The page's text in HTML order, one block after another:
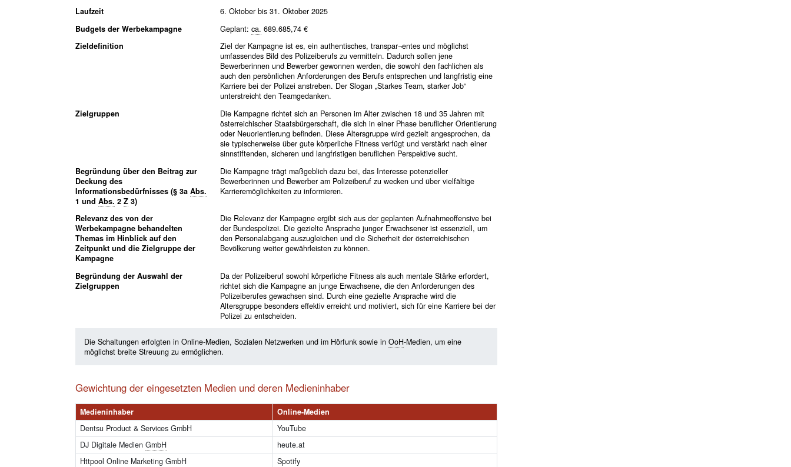
Laufzeit
6. Oktober bis 31. Oktober 2025
Budgets der Werbekampagne
Geplant: ca. 689.685,74 €
Zieldefinition
Ziel der Kampagne ist es, ein authentisches, transpar¬entes und möglichst
umfassendes Bild des Polizeiberufs zu vermitteln. Dadurch sollen jene
Bewerberinnen und Bewerber gewonnen werden, die sowohl den fachlichen als
auch den persönlichen Anforderungen des Berufs entsprechen und langfristig eine
Karriere bei der Polizei anstreben. Der Slogan „Starkes Team, starker Job“
unterstreicht den Teamgedanken.
Zielgruppen
Die Kampagne richtet sich an Personen im Alter zwischen 18 und 35 Jahren mit
österreichischer Staatsbürgerschaft, die sich in einer Phase beruflicher Orientierung
oder Neuorientierung befinden. Diese Altersgruppe wird gezielt angesprochen, da
sie typischerweise über gute körperliche Fitness verfügt und verstärkt nach einer
sinnstiftenden, sicheren und langfristigen beruflichen Perspektive sucht.
Begründung über den Beitrag zur
Deckung des
Informationsbedürfnisses (§ 3a Abs.
1 und Abs. 2 Z3)
Die Kampagne trägt maßgeblich dazu bei, das Interesse potenzieller
Bewerberinnen und Bewerber am Polizeiberuf zu wecken und über vielfältige
Karrieremöglichkeiten zu informieren.
Relevanz des von der
Werbekampagne behandelten
Themas im Hinblick auf den
Zeitpunkt und die Zielgruppe der
Kampagne
Die Relevanz der Kampagne ergibt sich aus der geplanten Aufnahmeoffensive bei
der Bundespolizei. Die gezielte Ansprache junger Erwachsener ist essenziell, um
den Personalabgang auszugleichen und die Sicherheit der österreichischen
Bevölkerung weiter gewährleisten zu können.
Begründung der Auswahl der
Zielgruppen
Da der Polizeiberuf sowohl körperliche Fitness als auch mentale Stärke erfordert,
richtet sich die Kampagne an junge Erwachsene, die den Anforderungen des
Polizeiberufes gewachsen sind. Durch eine gezielte Ansprache wird die
Altersgruppe besonders effektiv erreicht und motiviert, sich für eine Karriere bei der
Polizei zu entscheiden.
Die Schaltungen erfolgten in Online-Medien, Sozialen Netzwerken und im Hörfunk sowie in OoH-Medien, um eine
möglichst breite Streuung zu ermöglichen.
Gewichtung der eingesetzten Medien und deren Medieninhaber
Medieninhaber
Online-Medien
Dentsu Product & Services GmbH
YouTube
DJ Digitale Medien GmbH
heute.at
Httpool Online Marketing GmbH
Spotify